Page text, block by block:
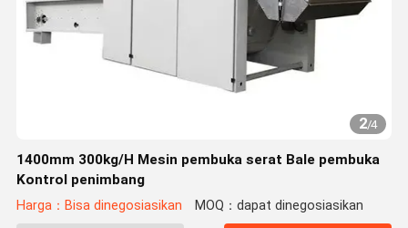
2/4
1400mm 300kg/H Mesin pembuka serat Bale pembuka
Kontrol penimbang
Harga：Bisa dinegosiasikan MOQ：dapat dinegosiasikan